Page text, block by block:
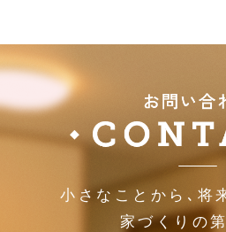
小さなことから､将
家づくりの